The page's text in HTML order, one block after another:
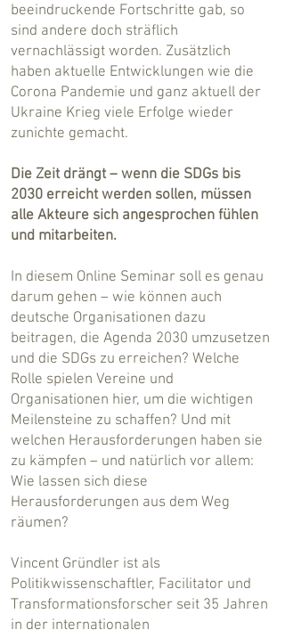
beeindruckende Fortschritte gab, so
sind andere doch sträflich
vernachlässigt worden. Zusätzlich
haben aktuelle Entwicklungen wie die
Corona Pandemie und ganz aktuell der
Ukraine Krieg viele Erfolge wieder
zunichte gemacht.
Die Zeit drängt – wenn die SDGs bis
2030 erreicht werden sollen, müssen
alle Akteure sich angesprochen fühlen
und mitarbeiten.
In diesem Online Seminar soll es genau
darum gehen – wie können auch
deutsche Organisationen dazu
beitragen, die Agenda 2030 umzusetzen
und die SDGs zu erreichen? Welche
Rolle spielen Vereine und
Organisationen hier, um die wichtigen
Meilensteine zu schaffen? Und mit
welchen Herausforderungen haben sie
zu kämpfen – und natürlich vor allem:
Wie lassen sich diese
Herausforderungen aus dem Weg
räumen?
Vincent Gründler ist als
Politikwissenschaftler, Facilitator und
Transformationsforscher seit 35 Jahren
in der internationalen